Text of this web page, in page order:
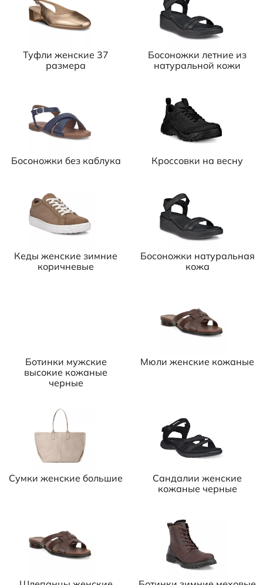
Туфли женские 37
размера
Босоножки летние из
натуральной кожи
Босоножки без каблука Кроссовки на весну
Кеды женские зимние
коричневые
Босоножки натуральная
кожа
Ботинки мужские
высокие кожаные
черные
Мюли женские кожаные
Сумки женские большие
Сандалии женские
кожаные черные